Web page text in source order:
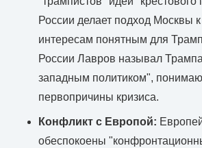
России делает подход Москвы
интересам понятным для
России Лавров называл
западным политиком",
первопричины кризиса.
Конфликт с Европой:
обеспокоены